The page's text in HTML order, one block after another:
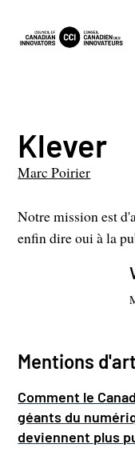
Klever
Marc Poirier
Notre mission est
enfin dire oui à la
Mentions
Comment le
géants du
deviennent plus